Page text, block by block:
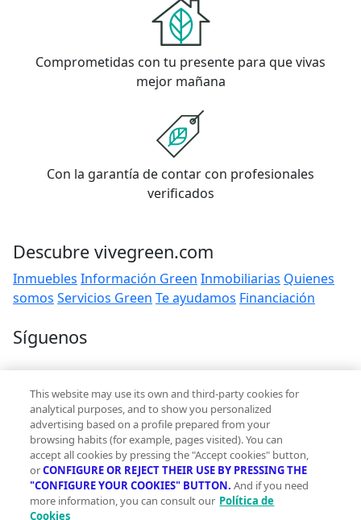
Comprometidas con tu presente para que vivas
mejor mañana
Con la garantía de contar con profesionales
verificados
Descubre vivegreen.com
Inmuebles Información Green Inmobiliarias Quienes
somos Servicios Green Te ayudamos Financiación
Síguenos
Contacto
hola@vivegreen.com
Aviso Legal
This website may use its own and third-party cookies for
analytical purposes, and to show you personalized
advertising based on a profile prepared from your
browsing habits (for example, pages visited). You can
accept all cookies by pressing the "Accept cookies" button,
orCONFIGURE OR REJECT THEIR USE BY PRESSING THE
"CONFIGURE YOUR COOKIES" BUTTON. And if you need
more information, you can consult our Política de
Cookies